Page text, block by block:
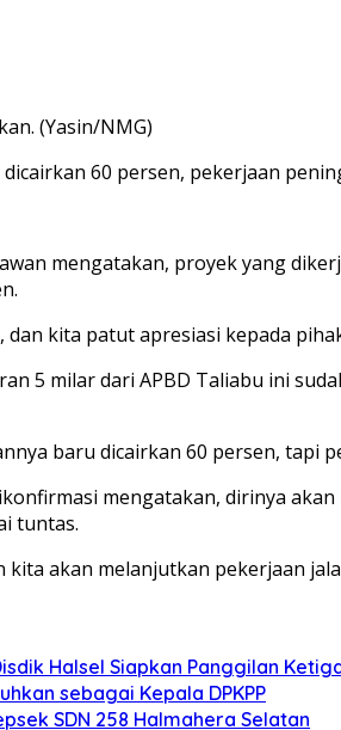
(Yasin/NMG)
60 persen, pekerjaan
mengatakan, proyek yang
kita patut apresiasi kepada
5 milar dari APBD Taliabu ini
baru dicairkan 60 persen, tapi
mengatakan, dirinya
tuntas.
kita akan melanjutkan pekerjaan
Halsel Siapkan Panggilan
sebagai Kepala DPKPP
SDN 258 Halmahera Selatan